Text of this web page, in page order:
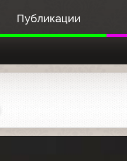
Публикации